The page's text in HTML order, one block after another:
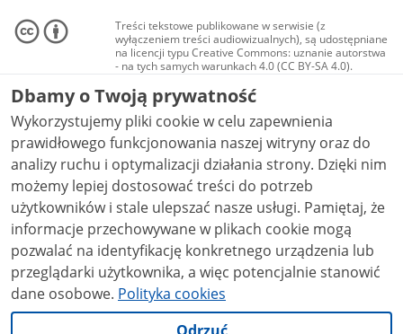
Treści tekstowe publikowane w serwisie (z
wyłączeniem treści audiowizualnych), są udostępniane
na licencji typu Creative Commons: uznanie autorstwa
- na tych samych warunkach 4.0 (CC BY-SA 4.0).
Materiały audiowizualne, w tym zdjęcia, materiały
audio i wideo, są udostępniane na licencji typu
Creative Commons: uznanie autorstwa użycie
niekomercyjne - bez utworów zależnych 4.0 (CC BY-
NC-ND 4.0), o ile nie jest to stwierdzone inaczej.
Dbamy o Twoją prywatność
Wykorzystujemy pliki cookie w celu zapewnienia
prawidłowego funkcjonowania naszej witryny oraz do
analizy ruchu i optymalizacji działania strony. Dzięki nim
możemy lepiej dostosować treści do potrzeb
użytkowników i stale ulepszać nasze usługi. Pamiętaj, że
informacje przechowywane w plikach cookie mogą
pozwalać na identyfikację konkretnego urządzenia lub
przeglądarki użytkownika, a więc potencjalnie stanowić
dane osobowe. Polityka cookies